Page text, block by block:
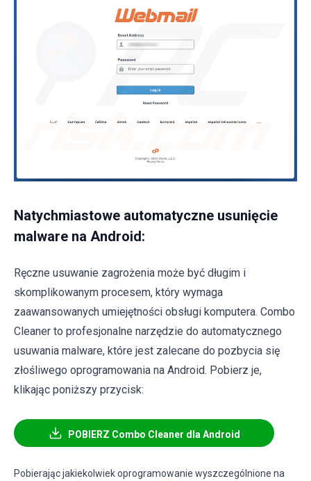
Natychmiastowe automatyczne usunięcie
malware na Android:
Ręczne usuwanie zagrożenia może być długim i
skomplikowanym procesem, który wymaga
zaawansowanych umiejętności obsługi komputera. Combo
Cleaner to profesjonalne narzędzie do automatycznego
usuwania malware, które jest zalecane do pozbycia się
złośliwego oprogramowania na Android. Pobierz je,
klikając poniższy przycisk:
POBIERZ Combo Cleaner dla Android
Pobierając jakiekolwiek oprogramowanie wyszczególnione na